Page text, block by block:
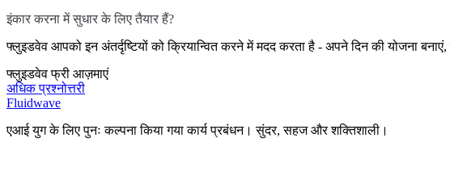
इंकार करना में सुधार के लिए तैयार हैं?
फ्लुइडवेव आपको इन अंतर्दृष्टियों को क्रियान्वित करने में मदद करता है - अपने दिन की योजना
फ्लुइडवेव फ्री आज़माएं
अधिक प्रश्नोत्तरी
Fluidwave
एआई युग के लिए पुनः कल्पना किया गया कार्य प्रबंधन। सुंदर, सहज और शक्तिशाली।